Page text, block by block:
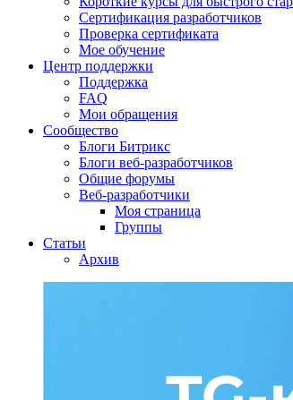
Сертификация разработчиков
Проверка сертификата
Мое обучение
Центр поддержки
Поддержка
FAQ
Мои обращения
Сообщество
Блоги Битрикс
Блоги веб-разработчиков
Общие форумы
Веб-разработчики
Моя страница
Группы
Статьи
Архив